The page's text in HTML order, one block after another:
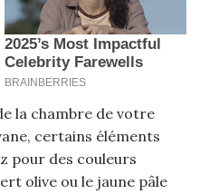
la chambre de votre
certains éléments
pour des couleurs
olive ou le jaune pâle